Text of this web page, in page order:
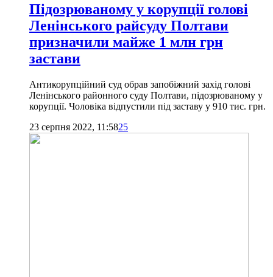
Підозрюваному у корупції голові
Ленінського райсуду Полтави
призначили майже 1 млн грн
застави
Антикорупційний суд обрав запобіжний захід голові
Ленінського районного суду Полтави, підозрюваному у
корупції. Чоловіка відпустили під заставу у 910 тис. грн.
23 серпня 2022, 11:5825